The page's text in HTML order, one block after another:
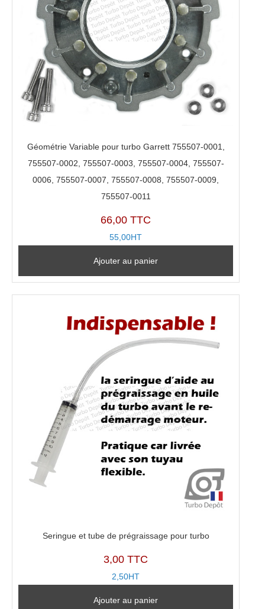
Géométrie Variable pour turbo Garrett 755507-0001,
755507-0002, 755507-0003, 755507-0004, 755507-
0006, 755507-0007, 755507-0008, 755507-0009,
755507-0011
66,00 TTC
55,00HT
Ajouter au panier
Seringue et tube de prégraissage pour turbo
3,00 TTC
2,50HT
Ajouter au panier